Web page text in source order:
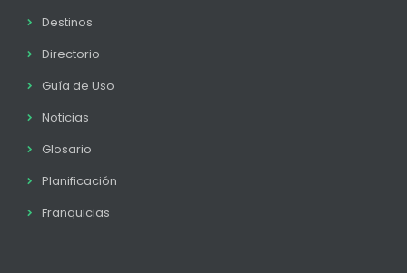
Destinos
Directorio
Guía de Uso
Noticias
Glosario
Planificación
Franquicias